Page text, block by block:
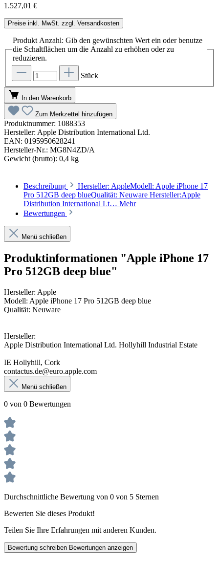
1.527,01 €
Preise inkl. MwSt. zzgl. Versandkosten
Produkt Anzahl: Gib den gewünschten Wert ein oder benutze
die Schaltflächen um die Anzahl zu erhöhen oder zu
reduzieren.
Stück
In den Warenkorb
Zum Merkzettel hinzufügen
Produktnummer: 1088353
Hersteller: Apple Distribution International Ltd.
EAN: 0195950628241
Hersteller-Nr.: MG8N4ZD/A
Gewicht (brutto): 0,4 kg
Beschreibung
Hersteller: AppleModell: Apple iPhone 17
Pro 512GB deep blueQualität: Neuware Hersteller:Apple
Distribution International Lt… Mehr
Bewertungen
Menü schließen
Produktinformationen "Apple iPhone 17
Pro 512GB deep blue"
Hersteller: Apple
Modell: Apple iPhone 17 Pro 512GB deep blue
Qualität: Neuware
Hersteller:
Apple Distribution International Ltd. Hollyhill Industrial Estate
IE Hollyhill, Cork
contactus.de@euro.apple.com
Menü schließen
0 von 0 Bewertungen
Durchschnittliche Bewertung von 0 von 5 Sternen
Bewerten Sie dieses Produkt!
Teilen Sie Ihre Erfahrungen mit anderen Kunden.
Bewertung schreiben Bewertungen anzeigen